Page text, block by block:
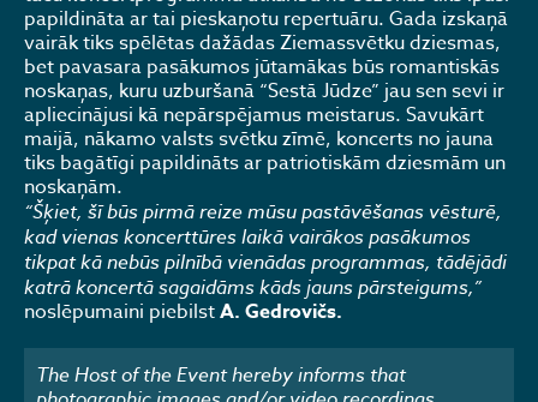
papildināta ar tai pieskaņotu repertuāru. Gada izskaņā
vairāk tiks spēlētas dažādas Ziemassvētku dziesmas,
bet pavasara pasākumos jūtamākas būs romantiskās
noskaņas, kuru uzburšanā “Sestā Jūdze” jau sen sevi ir
apliecinājusi kā nepārspējamus meistarus. Savukārt
maijā, nākamo valsts svētku zīmē, koncerts no jauna
tiks bagātīgi papildināts ar patriotiskām dziesmām un
noskaņām.
“Šķiet, šī būs pirmā reize mūsu pastāvēšanas vēsturē,
kad vienas koncerttūres laikā vairākos pasākumos
tikpat kā nebūs pilnībā vienādas programmas, tādējādi
katrā koncertā sagaidāms kāds jauns pārsteigums,”
noslēpumaini piebilstA. Gedrovičs.
The Host of the Event hereby informs that